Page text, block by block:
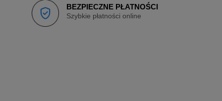
BEZPIECZNE PŁATNOŚCI
Szybkie płatności online